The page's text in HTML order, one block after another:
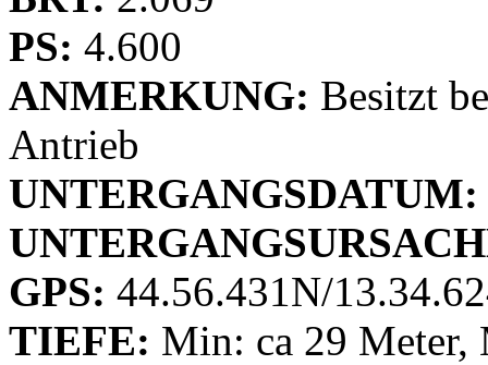
PS: 4.600
ANMERKUNG: Besitzt
Antrieb
UNTERGANGSDATUM:
GPS: 44.56.431N/
TIEFE: Min: ca 29 Meter,